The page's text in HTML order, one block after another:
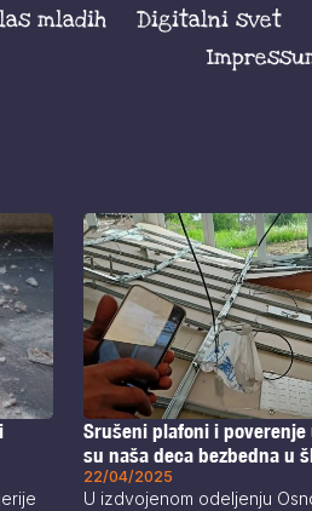
mladih Digitalni svet
Srušeni plafoni i poverenje
su naša deca bezbedna u
22/04/2025
U izdvojenom odeljenju